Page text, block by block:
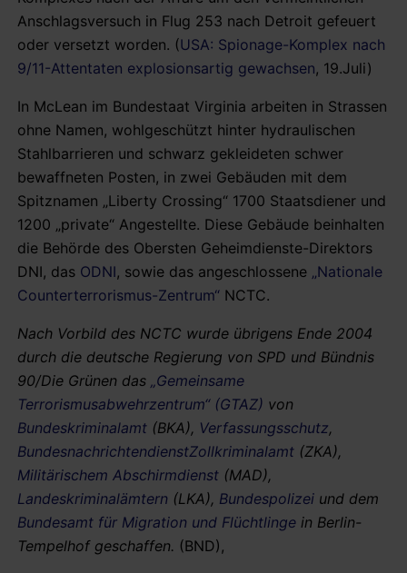
Anschlagsversuch in Flug 253 nach Detroit gefeuert
oder versetzt worden. (USA: Spionage-Komplex nach
9/11-Attentaten explosionsartig gewachsen, 19.Juli)
In McLean im Bundestaat Virginia arbeiten in Strassen
ohne Namen, wohlgeschützt hinter hydraulischen
Stahlbarrieren und schwarz gekleideten schwer
bewaffneten Posten, in zwei Gebäuden mit dem
Spitznamen „Liberty Crossing“ 1700 Staatsdiener und
1200 „private“ Angestellte. Diese Gebäude beinhalten
die Behörde des Obersten Geheimdienste-Direktors
DNI, das ODNI, sowie das angeschlossene „Nationale
Counterterrorismus-Zentrum“ NCTC.
Nach Vorbild des NCTC wurde übrigens Ende 2004
durch die deutsche Regierung von SPD und Bündnis
90/Die Grünen das „Gemeinsame
Terrorismusabwehrzentrum“ (GTAZ) von
Bundeskriminalamt (BKA), Verfassungsschutz,
BundesnachrichtendienstZollkriminalamt (ZKA),
Militärischem Abschirmdienst (MAD),
Landeskriminalämtern (LKA), Bundespolizei und dem
Bundesamt für Migration und Flüchtlinge in Berlin-
Tempelhof geschaffen. (BND),